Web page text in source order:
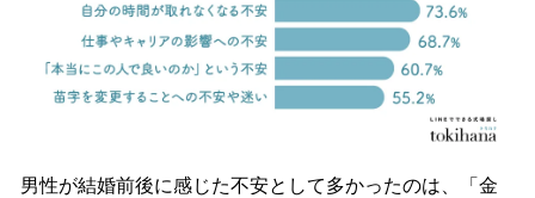
男性が結婚前後に感じた不安として多かったのは、「金